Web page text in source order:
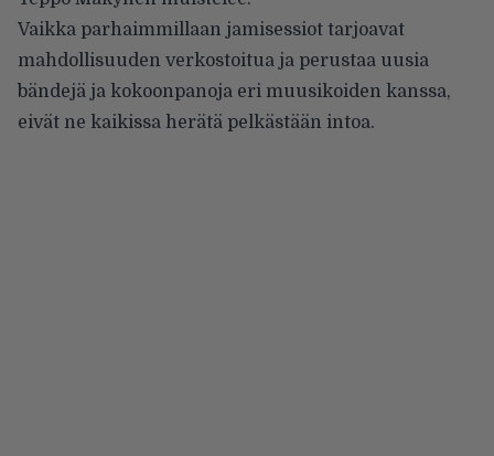
Vaikka parhaimmillaan jamisessiot tarjoavat
mahdollisuuden verkostoitua ja perustaa uusia
bändejä ja kokoonpanoja eri muusikoiden kanssa,
eivät ne kaikissa herätä pelkästään intoa.